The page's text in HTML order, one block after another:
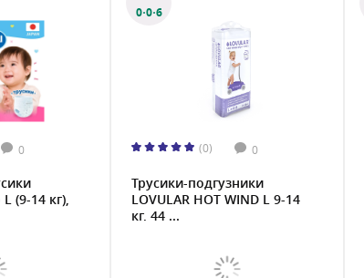
0
(9-14 кг),
0·0·6
(0) 0
Трусики-подгузники
LOVULAR HOT WIND L 9-14
кг, 44 ...